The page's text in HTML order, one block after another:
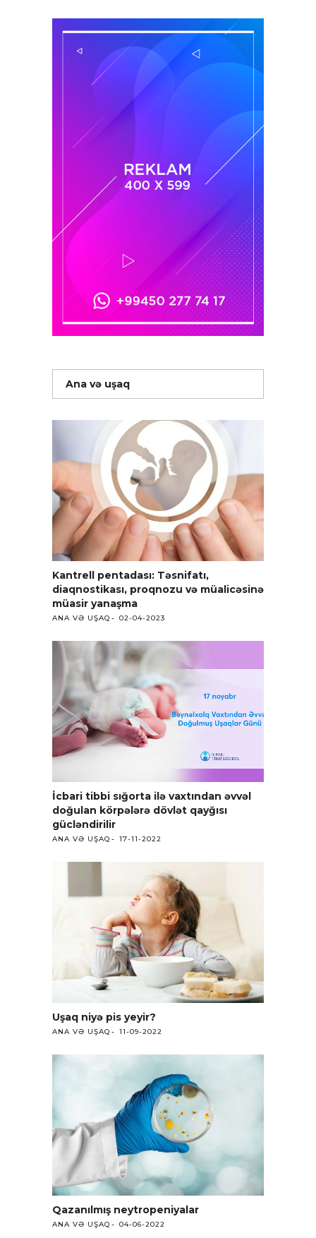
Ana və uşaq
Kantrell pentadası: Təsnifatı,
diaqnostikası, proqnozu və müalicəsinə
müasir yanaşma
ANA VƏ UŞAQ 02-04-2023
İcbari tibbi sığorta ilə vaxtından əvvəl
doğulan körpələrə dövlət qayğısı
gücləndirilir
ANA VƏ UŞAQ 17-11-2022
Uşaq niyə pis yeyir?
ANA VƏ UŞAQ 11-09-2022
Qazanılmış neytropeniyalar
ANA VƏ UŞAQ 04-06-2022